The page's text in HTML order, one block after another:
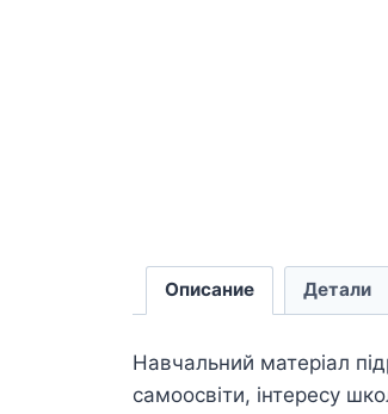
Описание Детали
Навчальний матеріал
самоосвіти, інтересу